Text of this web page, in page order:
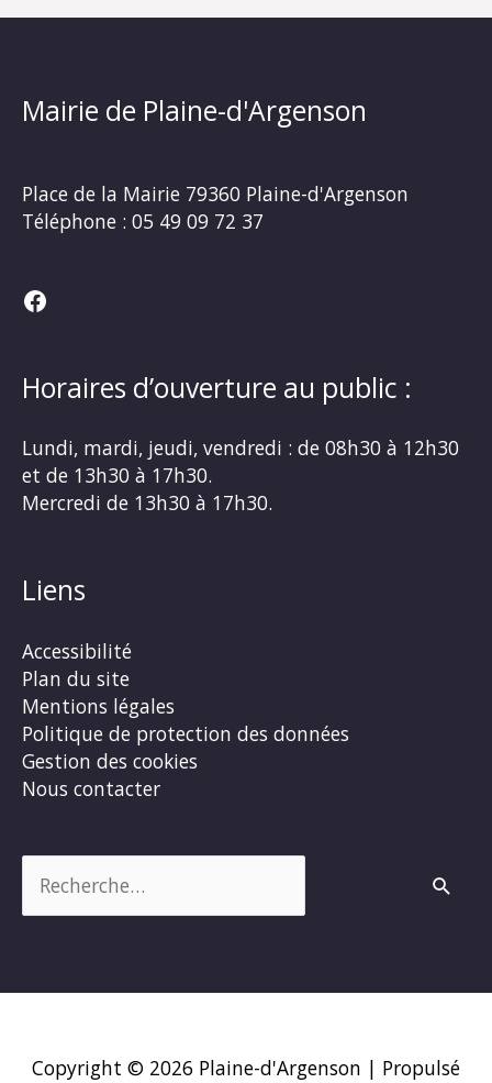
Mairie de Plaine-d'Argenson
Place de la Mairie 79360 Plaine-d'Argenson
Téléphone : 05 49 09 72 37
Facebook
Horaires d’ouverture au public :
Lundi, mardi, jeudi, vendredi : de 08h30 à 12h30
et de 13h30 à 17h30.
Mercredi de 13h30 à 17h30.
Liens
Accessibilité
Plan du site
Mentions légales
Politique de protection des données
Gestion des cookies
Nous contacter
Copyright © 2026 Plaine-d'Argenson | Propulsé